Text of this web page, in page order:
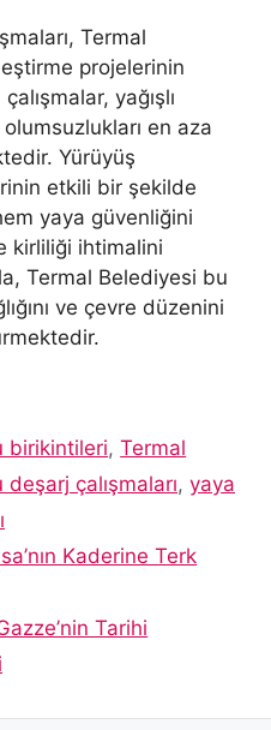
Termal
projelerinin
yağışlı
en aza
Yürüyüş
etkili bir şekilde
yaya güvenliğini
kirliliği ihtimalini
Termal Belediyesi bu
ve çevre düzenini
birikintileri,Termal
çalışmaları, yaya
Kaderine Terk
Tarihi